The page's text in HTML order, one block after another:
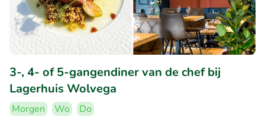
3-, 4- of 5-gangendiner van de chef bij
Lagerhuis Wolvega
Morgen Wo
Do